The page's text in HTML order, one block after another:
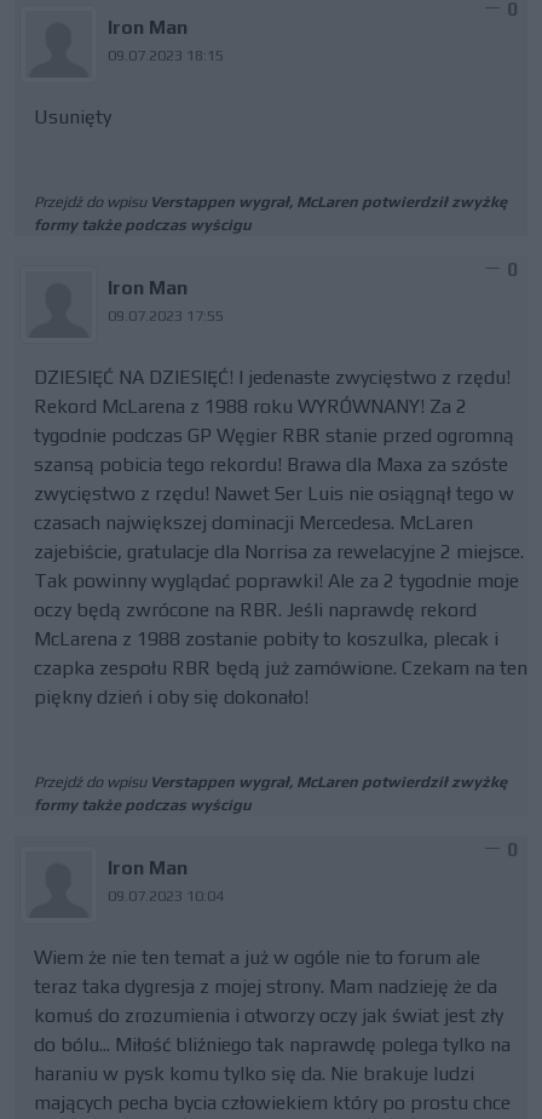
Iron Man
09.07.2023 18:15
0
Usunięty
Przejdź do wpisu Verstappen wygrał, McLaren potwierdził zwyżkę
formy także podczas wyścigu
Iron Man
09.07.2023 17:55
0
DZIESIĘĆ NA DZIESIĘĆ! I jedenaste zwycięstwo z rzędu!
Rekord McLarena z 1988 roku WYRÓWNANY! Za 2
tygodnie podczas GP Węgier RBR stanie przed ogromną
szansą pobicia tego rekordu! Brawa dla Maxa za szóste
zwycięstwo z rzędu! Nawet Ser Luis nie osiągnął tego w
czasach największej dominacji Mercedesa. McLaren
zajebiście, gratulacje dla Norrisa za rewelacyjne 2 miejsce.
Tak powinny wyglądać poprawki! Ale za 2 tygodnie moje
oczy będą zwrócone na RBR. Jeśli naprawdę rekord
McLarena z 1988 zostanie pobity to koszulka, plecak i
czapka zespołu RBR będą już zamówione. Czekam na ten
piękny dzień i oby się dokonało!
Przejdź do wpisu Verstappen wygrał, McLaren potwierdził zwyżkę
formy także podczas wyścigu
Iron Man
09.07.2023 10:04
0
Wiem że nie ten temat a już w ogóle nie to forum ale
teraz taka dygresja z mojej strony. Mam nadzieję że da
komuś do zrozumienia i otworzy oczy jak świat jest zły
do bólu... Miłość bliźniego tak naprawdę polega tylko na
haraniu w pysk komu tylko się da. Nie brakuje ludzi
mających pecha bycia człowiekiem który po prostu chce